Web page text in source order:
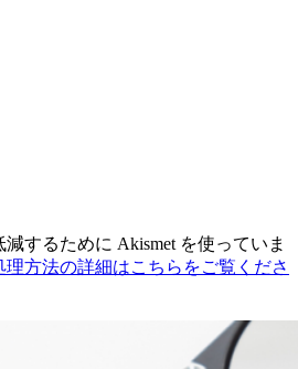
するために Akismet を使っていま
理方法の詳細はこちらをご覧くださ